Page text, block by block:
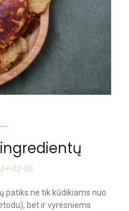
02-05
patiks ne tik kūdikiams nuo
bet ir vyresniems